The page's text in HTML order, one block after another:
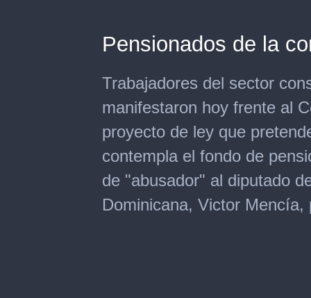
Pensionados de la
Trabajadores del sector
manifestaron hoy frente al
proyecto de ley que
contempla el fondo de
de "abusador" al diputado
Dominicana, Victor